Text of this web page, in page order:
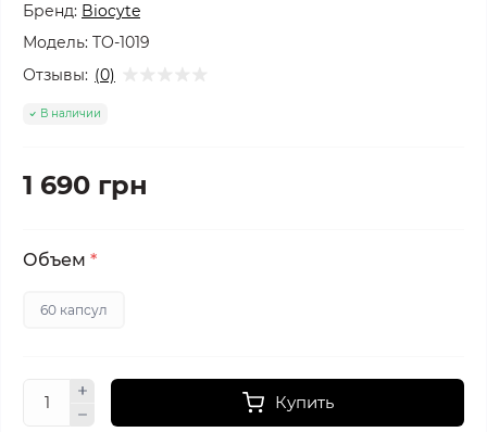
Бренд: Biocyte
Модель: TO-1019
Отзывы: (0)
В наличии
1 690 грн
Объем *
60 капсул
Купить